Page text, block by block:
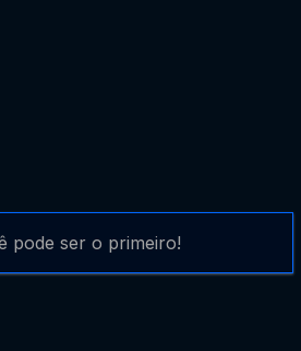
pode ser o primeiro!